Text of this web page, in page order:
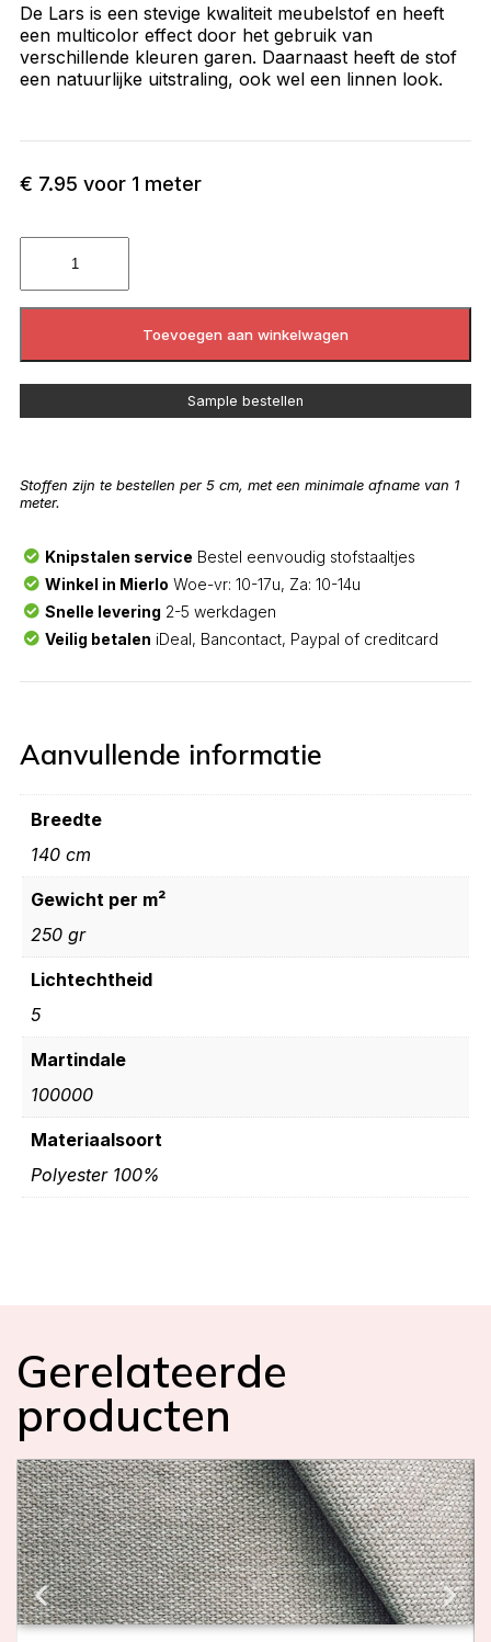
De Lars is een stevige kwaliteit meubelstof en heeft
een multicolor effect door het gebruik van
verschillende kleuren garen. Daarnaast heeft de stof
een natuurlijke uitstraling, ook wel een linnen look.
€ 7.95 voor 1 meter
Toevoegen aan winkelwagen
Sample bestellen
Stoffen zijn te bestellen per 5 cm, met een minimale afname van 1
meter.
Knipstalen service Bestel eenvoudig stofstaaltjes
Winkel in Mierlo Woe-vr: 10-17u, Za: 10-14u
Snelle levering 2-5 werkdagen
Veilig betalen iDeal, Bancontact, Paypal of creditcard
Aanvullende informatie
Breedte
140 cm
Gewicht per m²
250 gr
Lichtechtheid
5
Martindale
100000
Materiaalsoort
Polyester 100%
Gerelateerde
producten